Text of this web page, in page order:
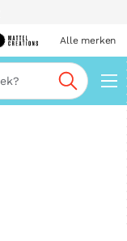
Alle merken
Zoeken